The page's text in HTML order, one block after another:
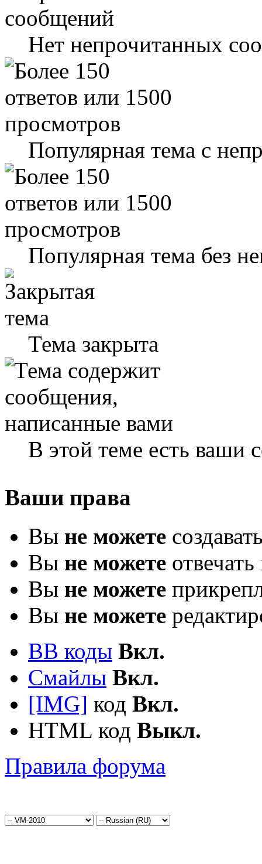
Нет непрочитанных
Популярная тема с
Популярная тема без
Тема закрыта
В этой теме есть ваши
Ваши права
Вы не можете
Вы не можете
Вы не можете
Вы не можете
BB коды Вкл.
Смайлы Вкл.
[IMG] код Вкл.
HTML код Выкл.
Правила форума